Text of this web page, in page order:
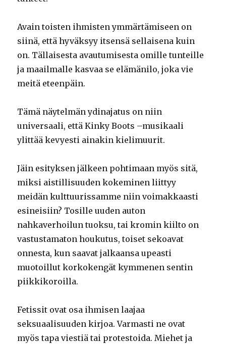
Avain toisten ihmisten ymmärtämiseen on
siinä, että hyväksyy itsensä sellaisena kuin
on. Tällaisesta avautumisesta omille tunteille
ja maailmalle kasvaa se elämänilo, joka vie
meitä eteenpäin.
Tämä näytelmän ydinajatus on niin
universaali, että Kinky Boots –musikaali
ylittää kevyesti ainakin kielimuurit.
Jäin esityksen jälkeen pohtimaan myös sitä,
miksi aistillisuuden kokeminen liittyy
meidän kulttuurissamme niin voimakkaasti
esineisiin? Tosille uuden auton
nahkaverhoilun tuoksu, tai kromin kiilto on
vastustamaton houkutus, toiset sekoavat
onnesta, kun saavat jalkaansa upeasti
muotoillut korkokengät kymmenen sentin
piikkikoroilla.
Fetissit ovat osa ihmisen laajaa
seksuaalisuuden kirjoa. Varmasti ne ovat
myös tapa viestiä tai protestoida. Miehet ja